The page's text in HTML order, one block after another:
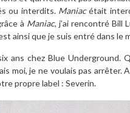
ou interdits. Maniacétait
à Maniac, j’ai rencontré Bill
ainsi que je suis entré dans le
ans chez Blue Underground.
moi, je ne voulais pas arrêter.
propre label : Severin.